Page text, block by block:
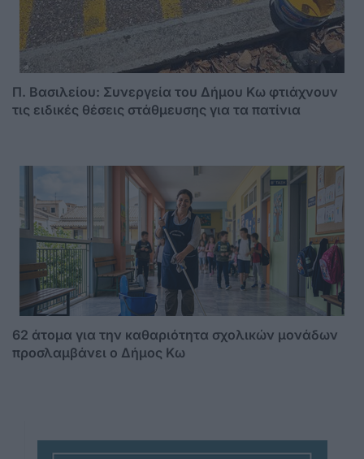
Π. Βασιλείου: Συνεργεία του Δήμου Κω φτιάχνουν
τις ειδικές θέσεις στάθμευσης για τα πατίνια
62 άτομα για την καθαριότητα σχολικών μονάδων
προσλαμβάνει ο Δήμος Κω